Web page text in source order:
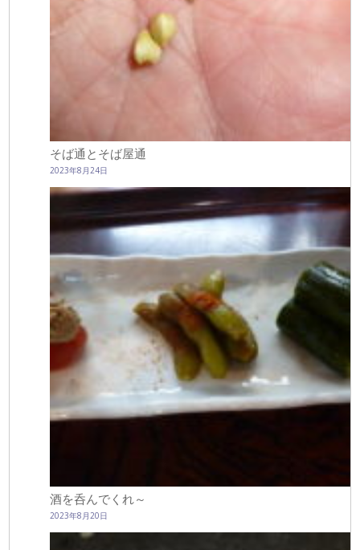
そば通とそば屋通
2023年8月24日
酒を呑んでくれ～
2023年8月20日